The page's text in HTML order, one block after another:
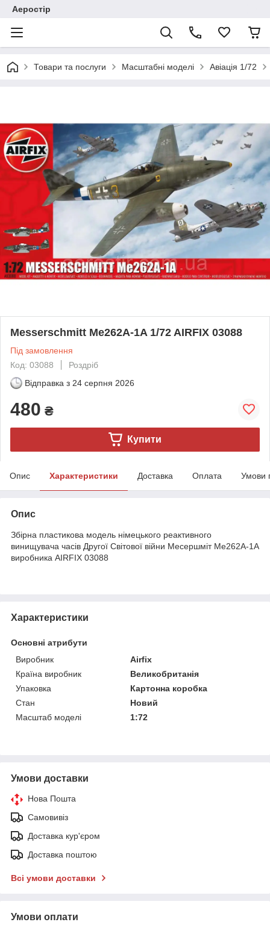
Аеростір
Товари та послуги Масштабні моделі Авіація 1/72
Messerschmitt Me262A-1A 1/72 AIRFIX 03088
Під замовлення
Код: 03088
Роздріб
Відправка з 24 серпня 2026
480 ₴
Купити
Опис Характеристики Доставка Оплата Умови
Опис
Збірна пластикова модель німецького реактивного
винищувача часів Другої Світової війни Месершміт Me262A-1A
виробника AIRFIX 03088
Характеристики
Основні атрибути
Виробник
Airfix
Країна виробник
Великобританія
Упаковка
Картонна коробка
Стан
Новий
Масштаб моделі
1:72
Умови доставки
Нова Пошта
Самовивіз
Доставка кур'єром
Доставка поштою
Всі умови доставки
Умови оплати